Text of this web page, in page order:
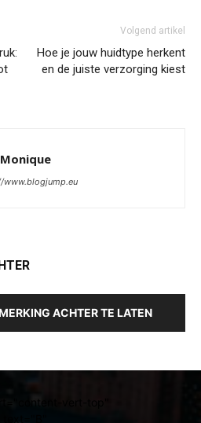
Volgend artikel
Hoe je jouw huidtype herkent
en de juiste verzorging kiest
Monique
ACHTER TE LATEN
vert-top"